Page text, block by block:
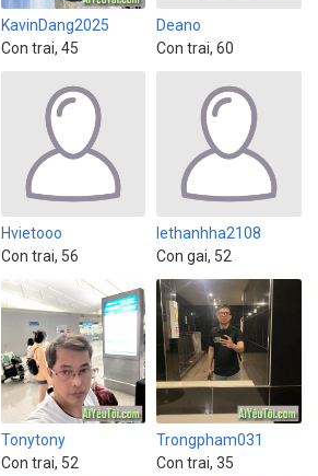
KavinDang2025
Con trai, 45
Deano
Con trai, 60
Hvietooo
Con trai, 56
lethanhha2108
Con gai, 52
Tonytony
Con trai, 52
Trongpham031
Con trai, 35